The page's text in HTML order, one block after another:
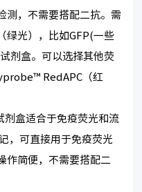
测，不需要搭配二抗。需
绿光），比如GFP(一些
剂盒。可以选择其他荧
RedAPC（红
盒适合于免疫荧光和流
，可直接用于免疫荧光
作简便，不需要搭配二